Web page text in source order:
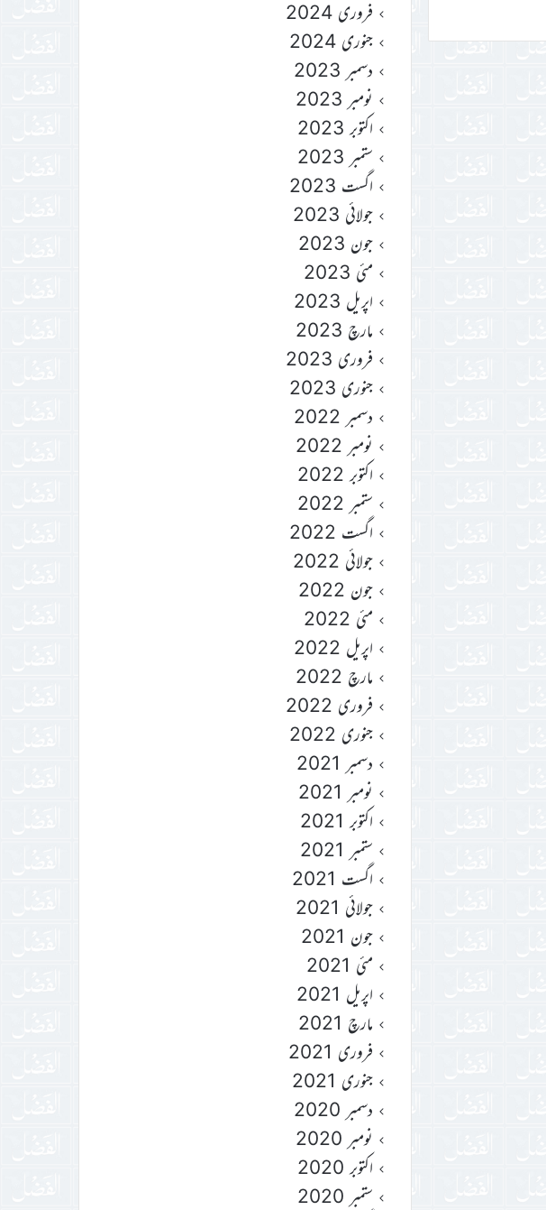
فروری 2024
جنوری 2024
دسمبر 2023
نومبر 2023
اکتوبر 2023
ستمبر 2023
اگست 2023
جولائی 2023
جون 2023
مئی 2023
اپریل 2023
مارچ 2023
فروری 2023
جنوری 2023
دسمبر 2022
نومبر 2022
اکتوبر 2022
ستمبر 2022
اگست 2022
جولائی 2022
جون 2022
مئی 2022
اپریل 2022
مارچ 2022
فروری 2022
جنوری 2022
دسمبر 2021
نومبر 2021
اکتوبر 2021
ستمبر 2021
اگست 2021
جولائی 2021
جون 2021
مئی 2021
اپریل 2021
مارچ 2021
فروری 2021
جنوری 2021
دسمبر 2020
نومبر 2020
اکتوبر 2020
ستمبر 2020